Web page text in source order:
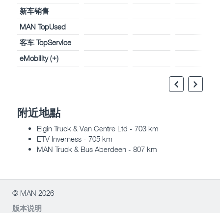
新车销售
MAN TopUsed
客车 TopService
eMobility (+)
附近地點
Elgin Truck & Van Centre Ltd - 703 km
ETV Inverness - 705 km
MAN Truck & Bus Aberdeen - 807 km
© MAN 2026
版本说明